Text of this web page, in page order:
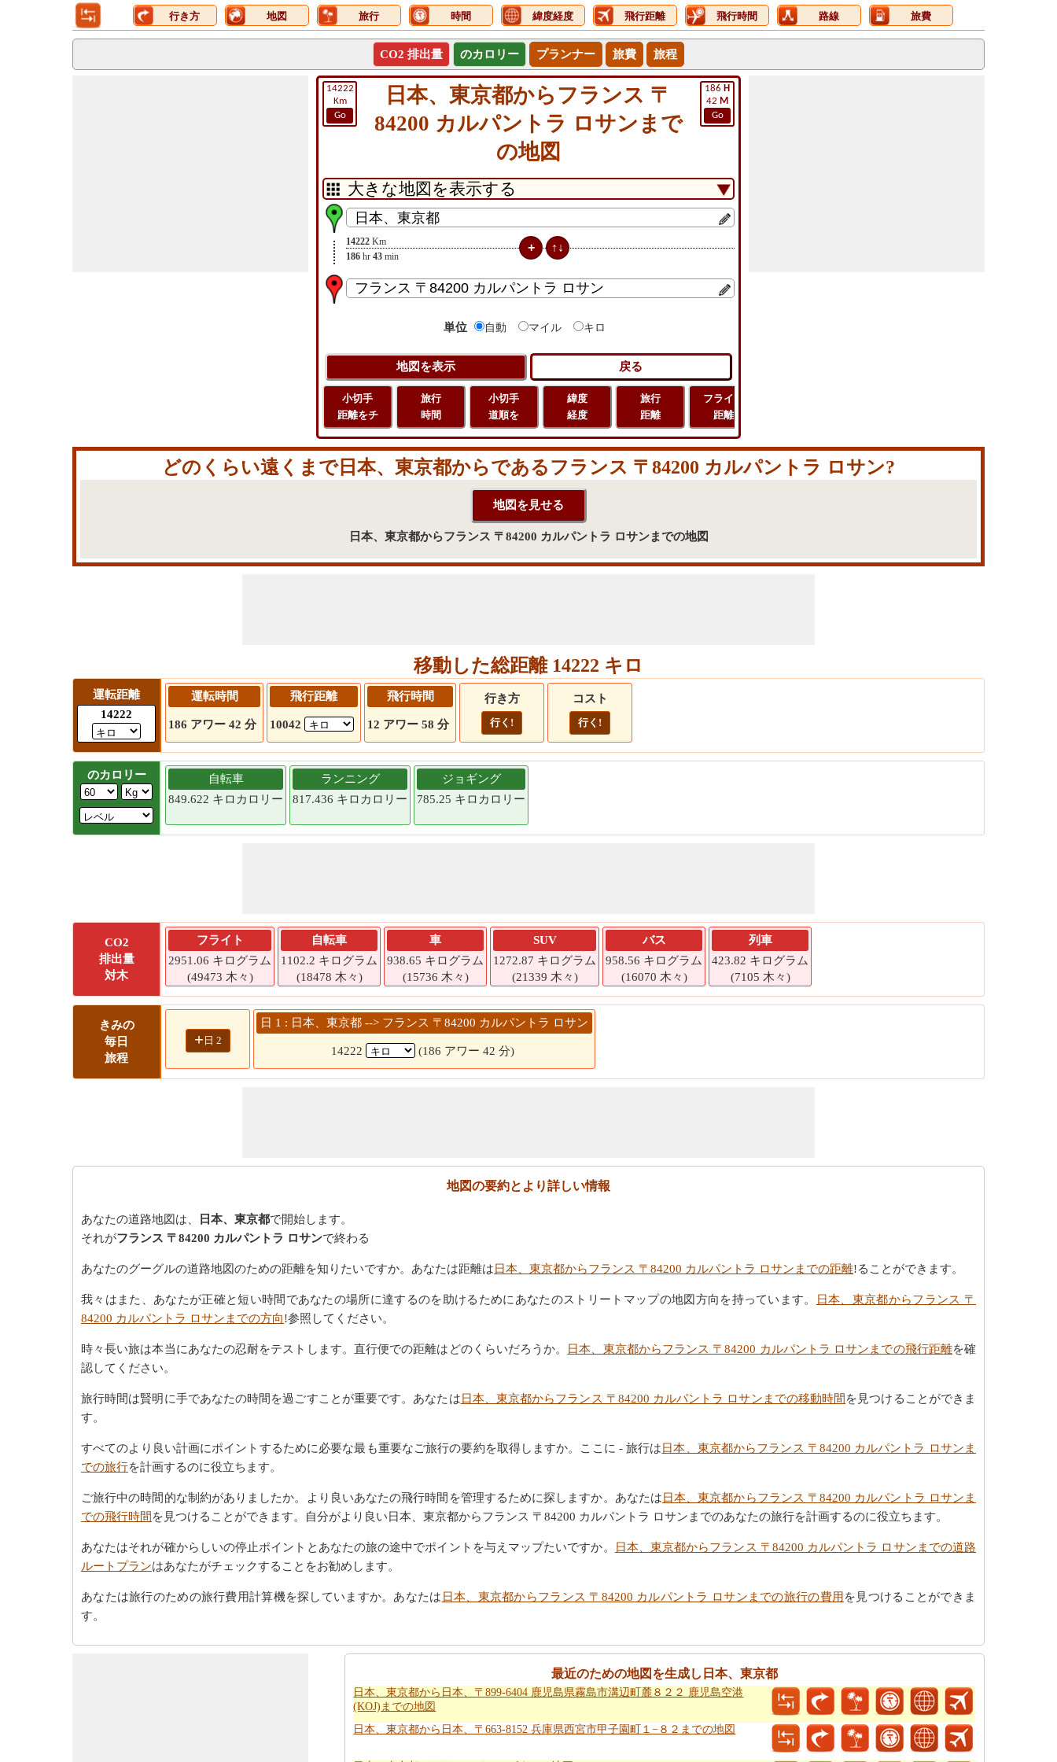
行き方 地図 旅行 時間 緯度経度 飛行距離 飛行時間 路線 旅費
CO2 排出量 のカロリー プランナー 旅費 旅程
14222
Km
Go
186 H
42 M
Go
日本、東京都からフランス 〒
84200 カルパントラ ロサンまで
の地図
14222 Km
186 hr 43 min
単位 自動 マイル キロ
小切手
距離をチ
旅行
時間
小切手
道順を
緯度
経度
旅行
距離
フライト
距離
どのくらい遠くまで日本、東京都からであるフランス 〒84200 カルパントラ ロサン?
日本、東京都からフランス 〒84200 カルパントラ ロサンまでの地図
移動した総距離 14222 キロ
運転距離
14222
運転時間
186 アワー 42 分
飛行距離
10042
飛行時間
12 アワー 58 分
行き方
行く!
コスト
行く!
のカロリー
自転車
849.622 キロカロリー
ランニング
817.436 キロカロリー
ジョギング
785.25 キロカロリー
CO2
排出量
対木
フライト
2951.06 キログラム
(49473 木々)
自転車
1102.2 キログラム
(18478 木々)
車
938.65 キログラム
(15736 木々)
SUV
1272.87 キログラム
(21339 木々)
バス
958.56 キログラム
(16070 木々)
列車
423.82 キログラム
(7105 木々)
きみの
毎日
旅程
+ 日 2
日 1 : 日本、東京都 --> フランス 〒84200 カルパントラ ロサン
14222 (186 アワー 42 分)
地図の要約とより詳しい情報
あなたの道路地図は、 日本、東京都で開始します。
それがフランス 〒84200 カルパントラ ロサンで終わる
あなたのグーグルの道路地図のための距離を知りたいですか。あなたは距離は日本、東京都からフランス 〒84200 カルパントラ ロサンまでの距離!ることができます。
我々はまた、あなたが正確と短い時間であなたの場所に達するのを助けるためにあなたのストリートマップの地図方向を持っています。
日本、東京都からフランス 〒
84200 カルパントラ ロサンまでの方向!参照してください。
時々長い旅は本当にあなたの忍耐をテストします。直行便での距離はどのくらいだろうか。 日本、東京都からフランス 〒84200 カルパントラ ロサンまでの飛行距離を確
認してください。
旅行時間は賢明に手であなたの時間を過ごすことが重要です。あなたは日本、東京都からフランス 〒84200 カルパントラ ロサンまでの移動時間を見つけることができま
す。
すべてのより良い計画にポイントするために必要な最も重要なご旅行の要約を取得しますか。ここに - 旅行は日本、東京都からフランス 〒84200 カルパントラ ロサンま
での旅行を計画するのに役立ちます。
ご旅行中の時間的な制約がありましたか。より良いあなたの飛行時間を管理するために探しますか。あなたは日本、東京都からフランス 〒84200 カルパントラ ロサンま
での飛行時間を見つけることができます。自分がより良い日本、東京都からフランス 〒84200 カルパントラ ロサンまでのあなたの旅行を計画するのに役立ちます。
あなたはそれが確からしいの停止ポイントとあなたの旅の途中でポイントを与えマップたいですか。
日本、東京都からフランス 〒84200 カルパントラ ロサンまでの道路
ルートプランはあなたがチェックすることをお勧めします。
あなたは旅行のための旅行費用計算機を探していますか。あなたは 日本、東京都からフランス 〒84200 カルパントラ ロサンまでの旅行の費用を見つけることができま
す。
最近のための地図を生成し日本、東京都
日本、東京都から日本、〒899-6404 鹿児島県霧島市溝辺町麓８２２ 鹿児島空港
(KOJ)までの地図
日本、東京都から日本、〒663-8152 兵庫県西宮市甲子園町１−８２までの地図